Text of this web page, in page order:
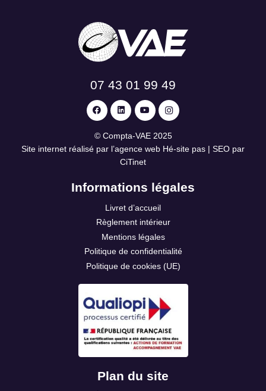
07 43 01 99 49
© Compta-VAE2025
Site internet réalisé par l’agence web Hé-site pas | SEO par
CiTinet
Informations légales
Livret d’accueil
Règlement intérieur
Mentions légales
Politique de confidentialité
Politique de cookies (UE)
Plan du site